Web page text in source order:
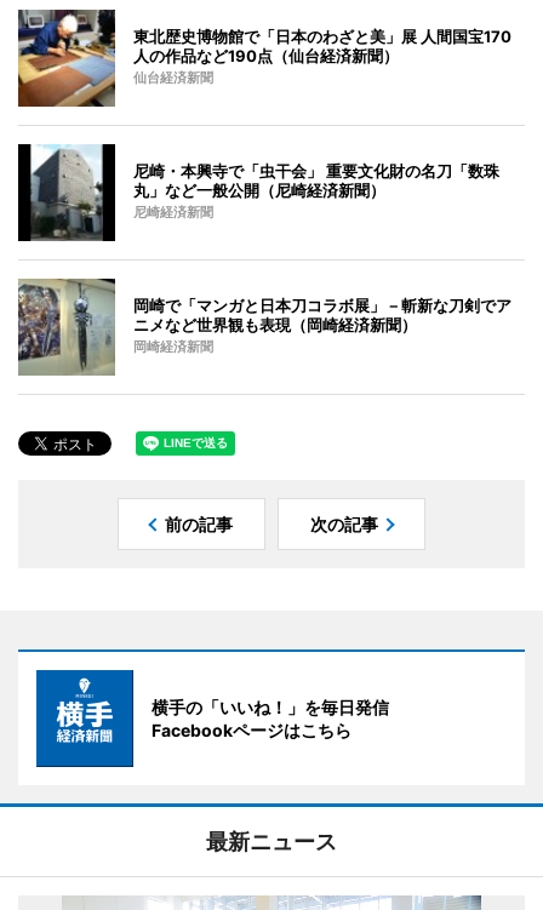
東北歴史博物館で「日本のわざと美」展 人間国宝170
人の作品など190点（仙台経済新聞）
仙台経済新聞
尼崎・本興寺で「虫干会」 重要文化財の名刀「数珠
丸」など一般公開（尼崎経済新聞）
尼崎経済新聞
岡崎で「マンガと日本刀コラボ展」－斬新な刀剣でア
ニメなど世界観も表現（岡崎経済新聞）
岡崎経済新聞
前の記事 次の記事
横手の「いいね！」を毎日発信
Facebookページはこちら
最新ニュース